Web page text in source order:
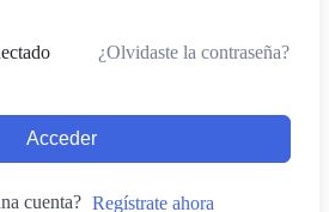
¿Olvidaste la contraseña?
Acceder
cuenta? Regístrate ahora